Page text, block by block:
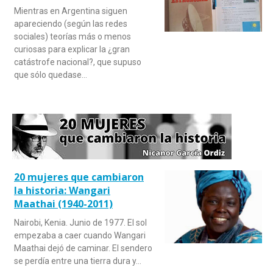
Mientras en Argentina siguen
apareciendo (según las redes
sociales) teorías más o menos
curiosas para explicar la ¿gran
catástrofe nacional?, que supuso
que sólo quedase…
20 mujeres que cambiaron
la historia: Wangari
Maathai (1940-2011)
Nairobi, Kenia. Junio de 1977. El sol
empezaba a caer cuando Wangari
Maathai dejó de caminar. El sendero
se perdía entre una tierra dura y…